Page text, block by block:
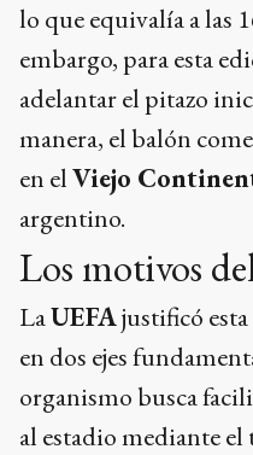
lo que equivalía a las
embargo, para esta
adelantar el pitazo
manera, el balón
en elViejo
argentino.
Los motivos
LaUEFAjustificó
en dos ejes
organismo busca
al estadio mediante